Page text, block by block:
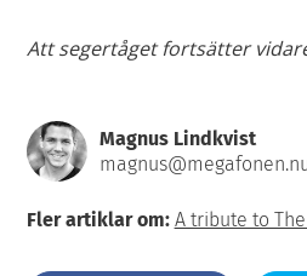
Att segertåget fortsätter
Magnus Lindkvist
Fler artiklar om: A tribute to